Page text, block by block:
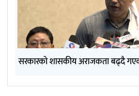
सरकारको शासकीय अराजकता बढ्दै